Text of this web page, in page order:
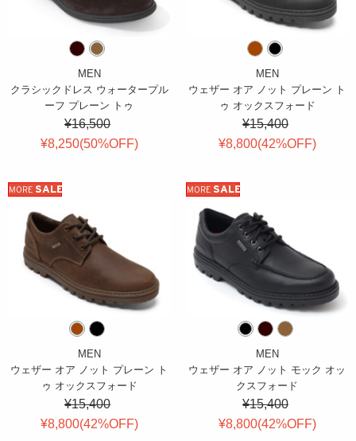
MEN
クラシックドレス ウォータープル
ーフ プレーン トゥ
¥16,500
¥8,250(50%OFF)
MEN
ウェザー オア ノット プレーン ト
ゥ オックスフォード
¥15,400
¥8,800(42%OFF)
MORE SALE
MEN
ウェザー オア ノット プレーン ト
ゥ オックスフォード
¥15,400
¥8,800(42%OFF)
MORE SALE
MEN
ウェザー オア ノット モック オッ
クスフォード
¥15,400
¥8,800(42%OFF)